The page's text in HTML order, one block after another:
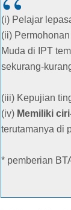
(i) Pelajar
(ii)
Muda di IPT
sekurang-
(iii) Kepujian
(iv) Memiliki
terutamanya di
* pemberian